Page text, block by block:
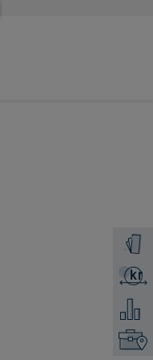
Få en
kr
Få et
Legg
Finn